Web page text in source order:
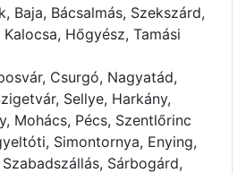
Baja, Bácsalmás, Szekszárd,
Hőgyész, Tamási
Csurgó, Nagyatád,
Sellye, Harkány,
Mohács, Pécs, Szentlőrinc
Simontornya, Enying,
Sárbogárd,